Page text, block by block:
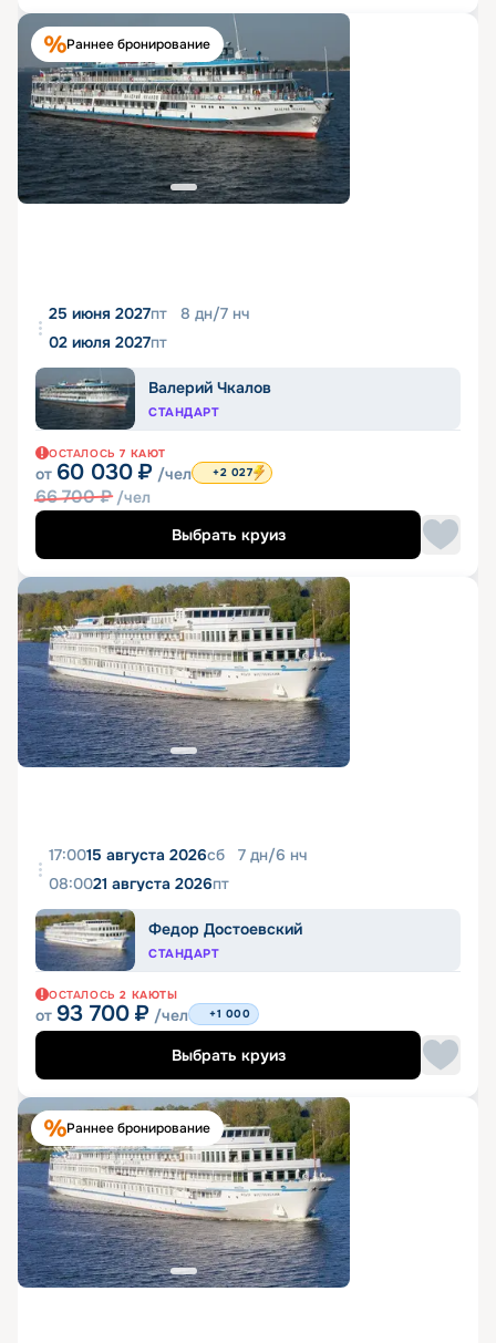
Раннее бронирование
25 июня 2027пт 8 дн/7 нч
02 июля 2027пт
Валерий Чкалов
СТАНДАРТ
ОСТАЛОСЬ 7 КАЮТ
от 60 030 ₽ /чел
66 700₽ /чел
+2 027
Выбрать круиз
17:0015 августа 2026сб 7 дн/6 нч
08:0021 августа 2026пт
Федор Достоевский
СТАНДАРТ
ОСТАЛОСЬ 2 КАЮТЫ
от 93 700 ₽ /чел +1 000
Выбрать круиз
Раннее бронирование